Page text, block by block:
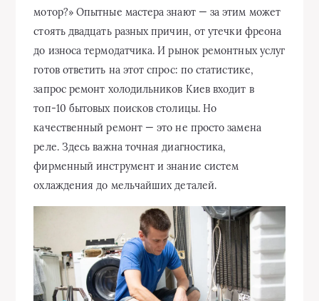
мотор?» Опытные мастера знают — за этим может
стоять двадцать разных причин, от утечки фреона
до износа термодатчика. И рынок ремонтных услуг
готов ответить на этот спрос: по статистике,
запрос ремонт холодильников Киев входит в
топ‑10 бытовых поисков столицы. Но
качественный ремонт — это не просто замена
реле. Здесь важна точная диагностика,
фирменный инструмент и знание систем
охлаждения до мельчайших деталей.